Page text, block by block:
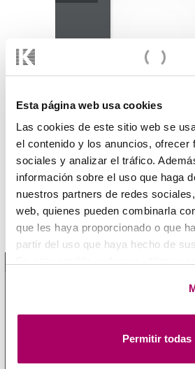
Esta página web usa cookies
Las cookies de este sitio web se
el contenido y los anuncios, ofrecer
sociales y analizar el tráfico.
información sobre el uso que haga
nuestros partners de redes
web, quienes pueden combinarla
que les haya proporcionado o que
partir del uso que haya hecho de
garantiza un nivel adecuado de
tu navegación. Para más más
nuestraPolítica de Cookies.
Permitir todas
Difusores rotacionais
de lâmina fixa
www.koolair.com
Catálogo Série 40.3
Manual de Seleção Técnica
1 / 1